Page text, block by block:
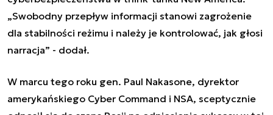
„Swobodny przepływ informacji stanowi zagrożenie
dla stabilności reżimu i należy je kontrolować, jak głosi
narracja” - dodał.
W marcu tego roku gen. Paul Nakasone, dyrektor
amerykańskiego Cyber ​​Command i NSA, sceptycznie